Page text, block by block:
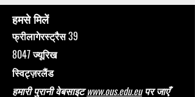
हमसे मिलें
फ्रीलागेरस्ट्रैस 39
8047 ज्यूरिख
स्विट्ज़रलैंड
हमारी पुरानी वेबसाइटwww.ous.edu.euपर जाएँ